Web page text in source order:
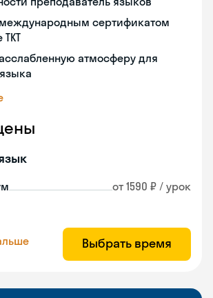
сертификатом
атмосферу для
от 1590 ₽ / урок
Выбрать время